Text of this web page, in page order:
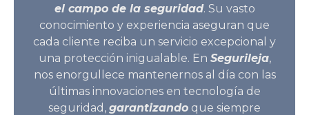
el campo de la seguridad. Su vasto
conocimiento y experiencia aseguran que
cada cliente reciba un servicio excepcional y
una protección inigualable. En Segurileja,
nos enorgullece mantenernos al día con las
últimas innovaciones en tecnología de
seguridad, garantizando que siempre